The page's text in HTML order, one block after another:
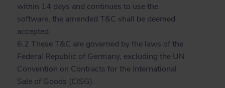
within 14 days and continues to use the
software, the amended T&C shall be deemed
accepted.
6.2 These T&C are governed by the laws of the
Federal Republic of Germany, excluding the UN
Convention on Contracts for the International
Sale of Goods (CISG).